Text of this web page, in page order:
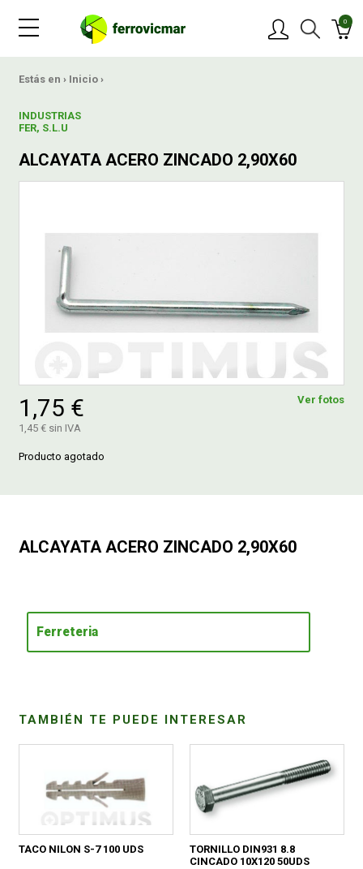
0
Estás en › Inicio ›
INDUSTRIAS
FER, S.L.U
ALCAYATA ACERO ZINCADO 2,90X60
Ver fotos
1,75 €
1,45 € sin IVA
Producto agotado
ALCAYATA ACERO ZINCADO 2,90X60
Ferreteria
TAMBIÉN TE PUEDE INTERESAR
TACO NILON S-7 100 UDS
TORNILLO DIN931 8.8
CINCADO 10X120 50UDS
CONTACTAR
FORMAS DE PAGO